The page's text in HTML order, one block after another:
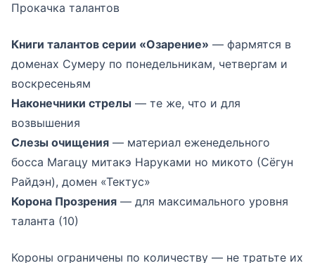
Прокачка талантов
Книги талантов серии «Озарение» — фармятся в
доменах Сумеру по понедельникам, четвергам и
воскресеньям
Наконечники стрелы — те же, что и для
возвышения
Слезы очищения — материал еженедельного
босса Магацу митакэ Наруками но микото (Сёгун
Райдэн), домен «Тектус»
Корона Прозрения — для максимального уровня
таланта (10)
Короны ограничены по количеству — не тратьте их